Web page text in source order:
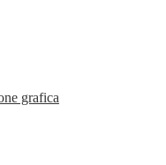
grafica